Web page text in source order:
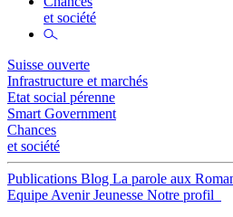
et société
Suisse ouverte
Infrastructure et marchés
Etat social pérenne
Smart Government
Chances
et société
Publications Blog La parole aux
Equipe Avenir Jeunesse Notre profil